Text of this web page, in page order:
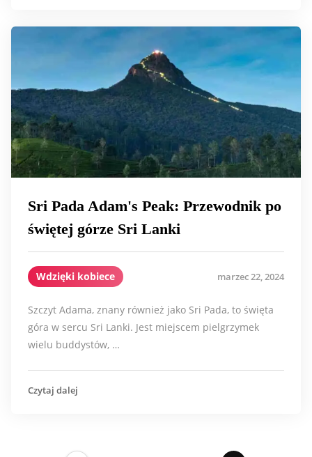
Sri Pada Adam's Peak: Przewodnik po
świętej górze Sri Lanki
Wdzięki kobiece marzec 22, 2024
Szczyt Adama, znany również jako Sri Pada, to święta
góra w sercu Sri Lanki. Jest miejscem pielgrzymek
wielu buddystów, …
Czytaj dalej